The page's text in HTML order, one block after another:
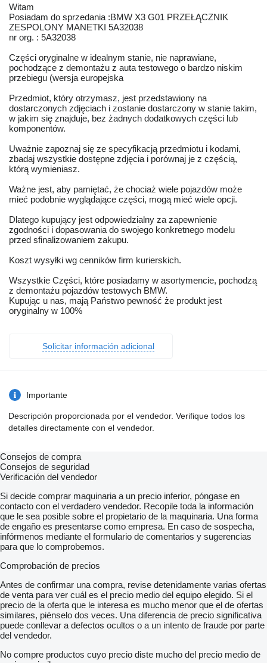
Witam
Posiadam do sprzedania :BMW X3 G01 PRZEŁĄCZNIK
ZESPOLONY MANETKI 5A32038
nr org. : 5A32038
Części oryginalne w idealnym stanie, nie naprawiane,
pochodzące z demontażu z auta testowego o bardzo niskim
przebiegu (wersja europejska
Przedmiot, który otrzymasz, jest przedstawiony na
dostarczonych zdjęciach i zostanie dostarczony w stanie takim,
w jakim się znajduje, bez żadnych dodatkowych części lub
komponentów.
Uważnie zapoznaj się ze specyfikacją przedmiotu i kodami,
zbadaj wszystkie dostępne zdjęcia i porównaj je z częścią,
którą wymieniasz.
Ważne jest, aby pamiętać, że chociaż wiele pojazdów może
mieć podobnie wyglądające części, mogą mieć wiele opcji.
Dlatego kupujący jest odpowiedzialny za zapewnienie
zgodności i dopasowania do swojego konkretnego modelu
przed sfinalizowaniem zakupu.
Koszt wysyłki wg cenników firm kurierskich.
Wszystkie Części, które posiadamy w asortymencie, pochodzą
z demontażu pojazdów testowych BMW.
Kupując u nas, mają Państwo pewność że produkt jest
oryginalny w 100%
Solicitar información adicional
Importante
Descripción proporcionada por el vendedor. Verifique todos los
detalles directamente con el vendedor.
Consejos de compra
Consejos de seguridad
Verificación del vendedor
Si decide comprar maquinaria a un precio inferior, póngase en
contacto con el verdadero vendedor. Recopile toda la información
que le sea posible sobre el propietario de la maquinaria. Una forma
de engaño es presentarse como empresa. En caso de sospecha,
infórmenos mediante el formulario de comentarios y sugerencias
para que lo comprobemos.
Comprobación de precios
Antes de confirmar una compra, revise detenidamente varias ofertas
de venta para ver cuál es el precio medio del equipo elegido. Si el
precio de la oferta que le interesa es mucho menor que el de ofertas
similares, piénselo dos veces. Una diferencia de precio significativa
puede conllevar a defectos ocultos o a un intento de fraude por parte
del vendedor.
No compre productos cuyo precio diste mucho del precio medio de